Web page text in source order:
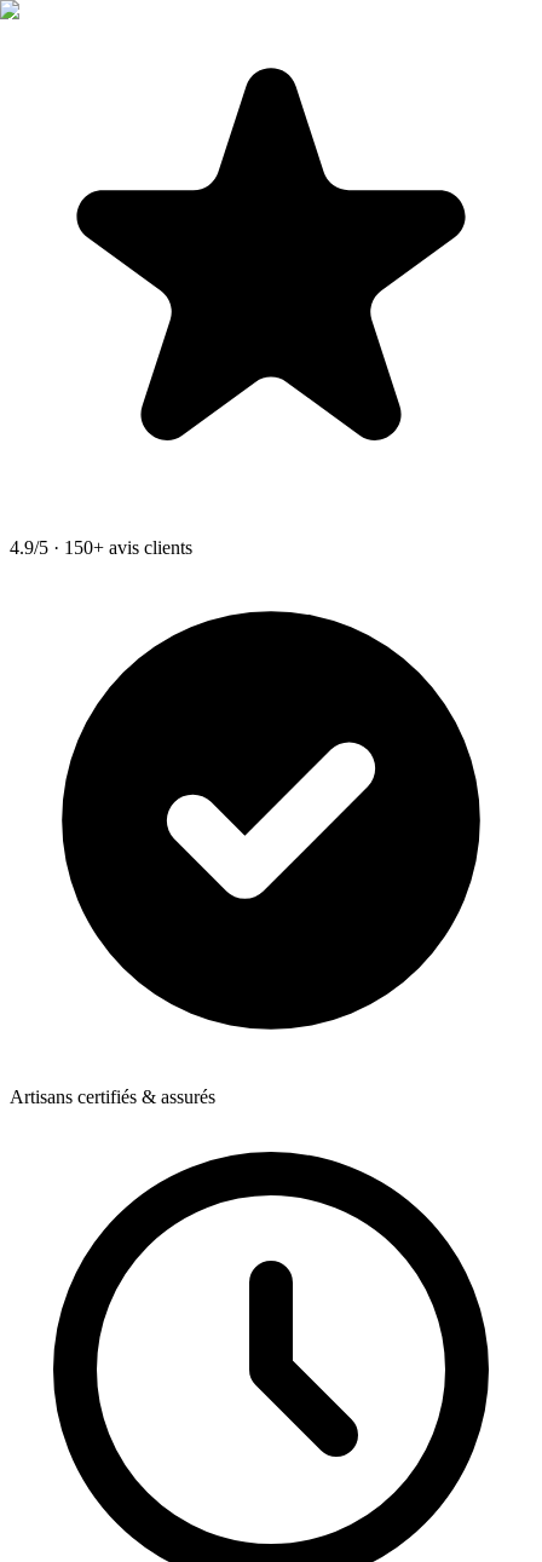
4.9/5 · 150+ avis clients
Artisans certifiés & assurés